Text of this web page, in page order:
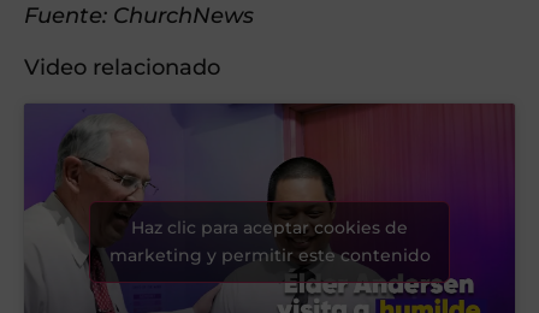
Fuente: ChurchNews
Video relacionado
Haz clic para aceptar cookies de
marketing y permitir este contenido